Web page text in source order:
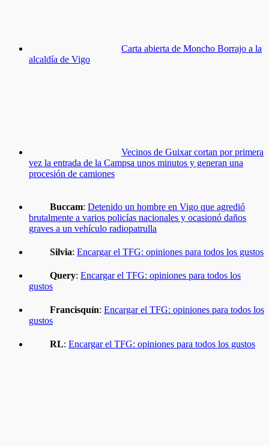
Carta abierta de Moncho Borrajo a la
alcaldía de Vigo
Vecinos de Guixar cortan por primera
vez la entrada de la Campsa unos minutos y generan una
procesión de camiones
Buccam: Detenido un hombre en Vigo que agredió
brutalmente a varios policías nacionales y ocasionó daños
graves a un vehículo radiopatrulla
Silvia: Encargar el TFG: opiniones para todos los gustos
Query: Encargar el TFG: opiniones para todos los
gustos
Francisquín: Encargar el TFG: opiniones para todos los
gustos
RL: Encargar el TFG: opiniones para todos los gustos